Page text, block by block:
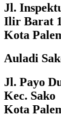
Jl.
Ilir Barat 1
Kota
Auladi
Jl. Payo
Kec. Sako
Kota